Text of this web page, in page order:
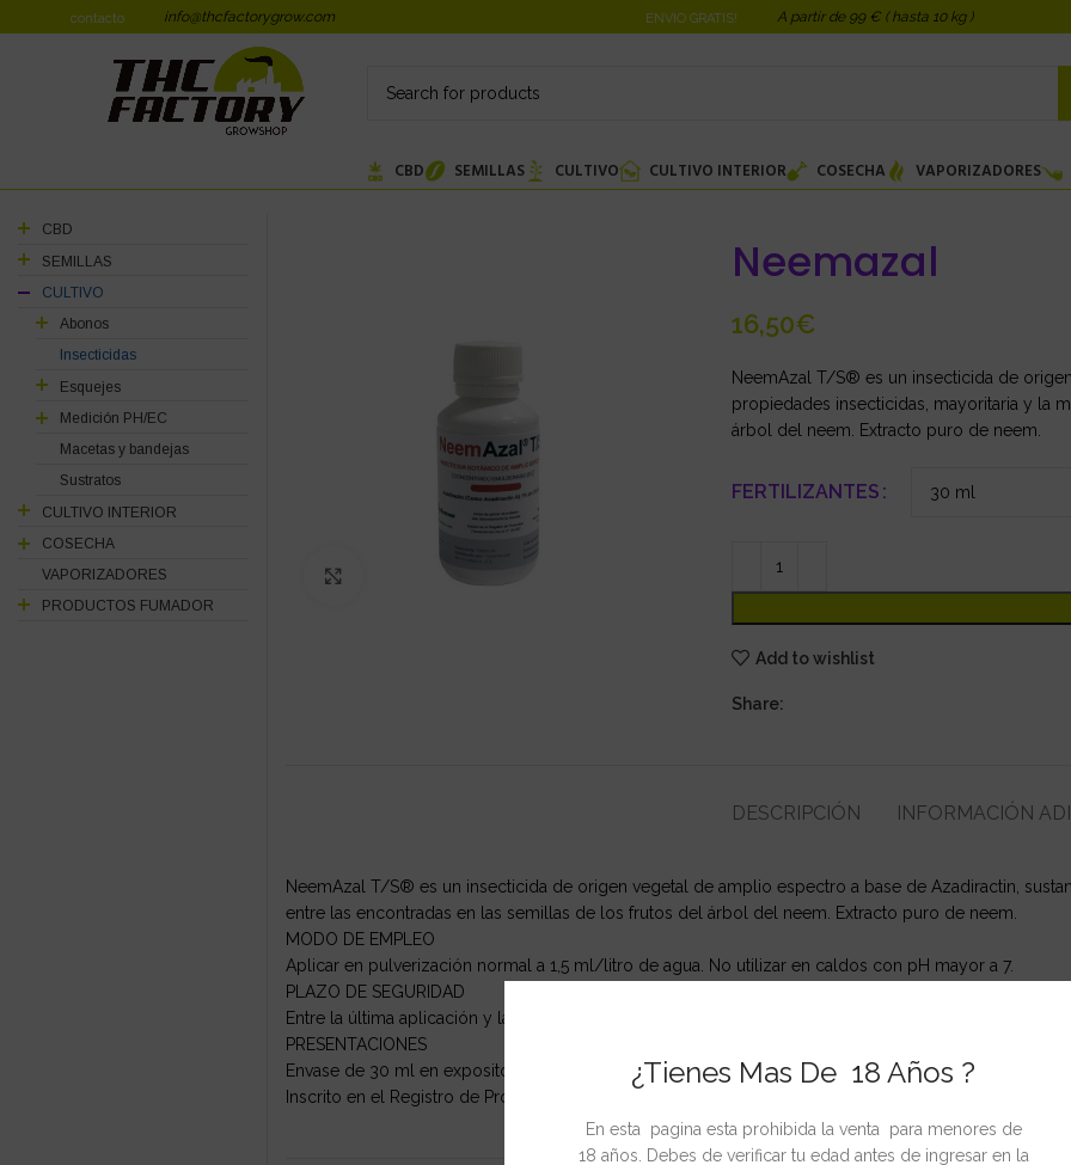
¿Tienes Mas De 18 Años ?
En esta pagina esta prohibida la venta para menores de
18 años. Debes de verificar tu edad antes de ingresar en la
contacto info@thcfactorygrow.com ENVIO GRATIS! A partir de 99 € ( hasta 10 kg )
CBD SEMILLAS CULTIVO CULTIVO INTERIOR COSECHA VAPORIZADORES
Click to enlarge
Neemazal
€
NeemAzal T/S® es un insecticida de
propiedades insecticidas, mayoritaria y la
árbol del neem. Extracto puro de neem.
FERTILIZANTES
Add to wishlist
Share:
DESCRIPCIÓN INFORMACIÓN
NeemAzal T/S® es un insecticida de origen vegetal de amplio espectro a base de Azadiractin,
entre las encontradas en las semillas de los frutos del árbol del neem. Extracto puro de neem.
MODO DE EMPLEO
Aplicar en pulverización normal a 1,5 ml/litro de agua. No utilizar en caldos con pH mayor a 7.
PLAZO DE SEGURIDAD
Entre la última aplicación y la recolección han de transcurrir 3 días.
PRESENTACIONES
Envase de 30 ml en expositor y de 250 ml.
Inscrito en el Registro de Productos Fitosanitarios con nº: 24.200
CBD
SEMILLAS
CULTIVO
Abonos
Insecticidas
Esquejes
Medición PH/EC
Macetas y bandejas
Sustratos
CULTIVO INTERIOR
COSECHA
VAPORIZADORES
PRODUCTOS FUMADOR